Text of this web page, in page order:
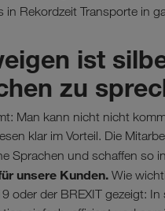
in Rekordzeit Transporte in
ist
zu
Man kann nicht nicht
klar im Vorteil. Die
Sprachen und schaffen so
unsere Kunden. Wie
oder der BREXIT gezeigt: